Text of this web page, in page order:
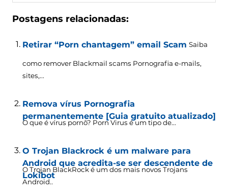
Postagens relacionadas:
Retirar “Porn chantagem” email Scam Saiba
como remover Blackmail scams Pornografia e-mails,
sites,...
Remova vírus Pornografia
permanentemente [Guia gratuito atualizado]
O que é vírus pornô? Porn Virus é um tipo de...
O Trojan Blackrock é um malware para
Android que acredita-se ser descendente de
Lokibot
O Trojan BlackRock é um dos mais novos Trojans
Android..